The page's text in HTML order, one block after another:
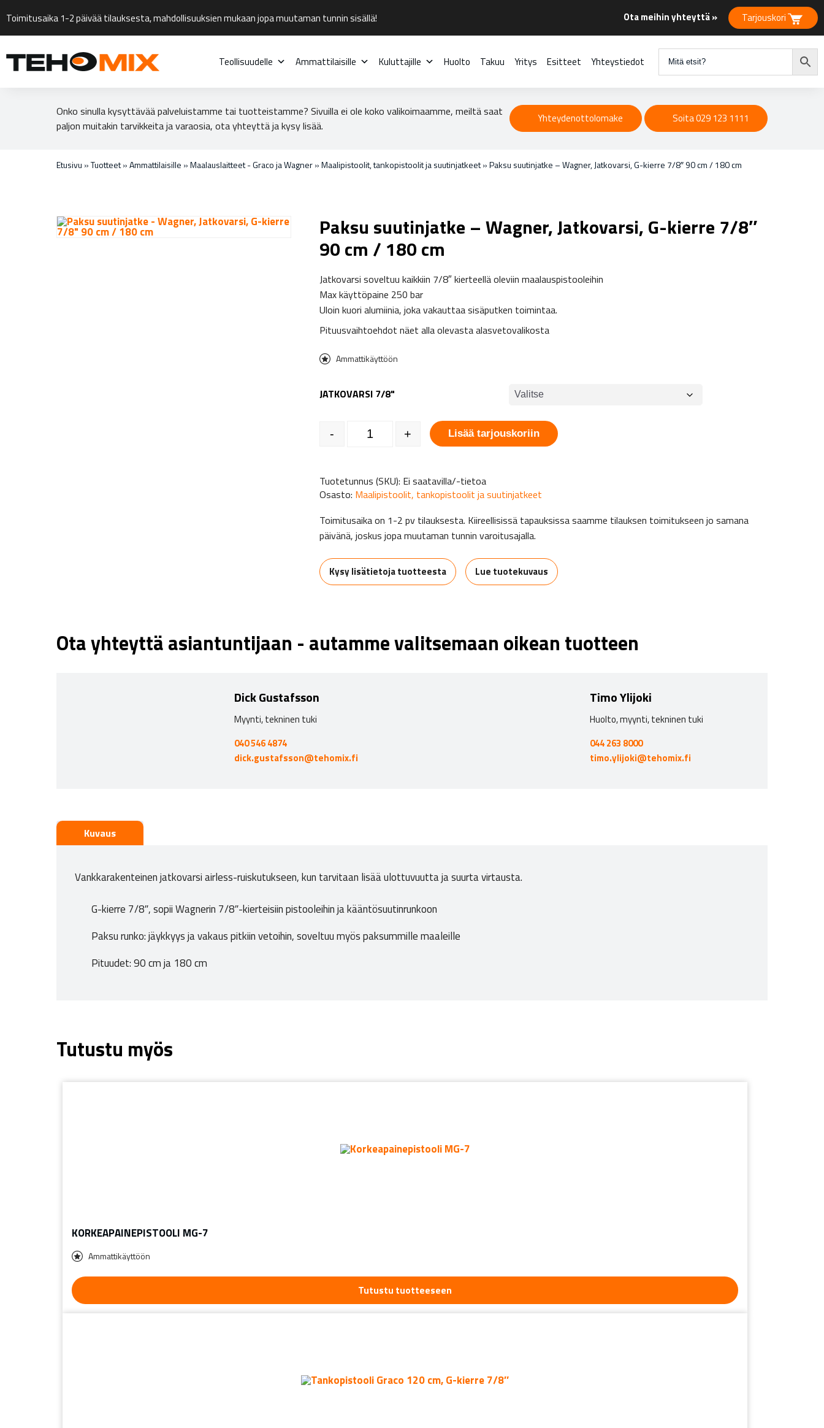
Toimitusaika 1-2 päivää tilauksesta, mahdollisuuksien mukaan jopa muutaman tunnin sisällä! Ota meihin yhteyttä » Tarjouskori
Teollisuudelle Ammattilaisille Kuluttajille Huolto Takuu Yritys Esitteet Yhteystiedot
Onko sinulla kysyttävää palveluistamme tai tuotteistamme? Sivuilla ei ole koko valikoimaamme, meiltä saat
paljon muitakin tarvikkeita ja varaosia, ota yhteyttä ja kysy lisää.
Yhteydenottolomake Soita 029 123 1111
Etusivu »Tuotteet»Ammattilaisille »Maalauslaitteet - Graco ja Wagner»Maalipistoolit, tankopistoolit ja suutinjatkeet»Paksu suutinjatke – Wagner, Jatkovarsi, G-kierre 7/8″ 90 cm / 180 cm
Paksu suutinjatke – Wagner, Jatkovarsi, G-kierre 7/8″
90 cm / 180 cm
Jatkovarsi soveltuu kaikkiin 7/8″ kierteellä oleviin maalauspistooleihin
Max käyttöpaine 250 bar
Uloin kuori alumiinia, joka vakauttaa sisäputken toimintaa.
Pituusvaihtoehdot näet alla olevasta alasvetovalikosta
Ammattikäyttöön
JATKOVARSI 7/8"
Paksu suutinjatke - Wagner, Jatkovarsi, G-kierre 7/8" 90 cm / 180 cm määrä
- + Lisää tarjouskoriin
Tuotetunnus (SKU): Ei saatavilla/-tietoa
Osasto: Maalipistoolit, tankopistoolit ja suutinjatkeet
Toimitusaika on 1-2 pv tilauksesta. Kiireellisissä tapauksissa saamme tilauksen toimitukseen jo samana
päivänä, joskus jopa muutaman tunnin varoitusajalla.
Kysy lisätietoja tuotteesta Lue tuotekuvaus
Ota yhteyttä asiantuntijaan - autamme valitsemaan oikean tuotteen
Dick Gustafsson
Myynti, tekninen tuki
040 546 4874
dick.gustafsson@tehomix.fi
Timo Ylijoki
Huolto, myynti, tekninen tuki
044 263 8000
timo.ylijoki@tehomix.fi
Kuvaus
Vankkarakenteinen jatkovarsi airless-ruiskutukseen, kun tarvitaan lisää ulottuvuutta ja suurta virtausta.
G-kierre 7/8″, sopii Wagnerin 7/8″-kierteisiin pistooleihin ja kääntösuutinrunkoon
Paksu runko: jäykkyys ja vakaus pitkiin vetoihin, soveltuu myös paksummille maaleille
Pituudet: 90 cm ja 180 cm
Tutustu myös
KORKEAPAINEPISTOOLI MG-7
Ammattikäyttöön
Tutustu tuotteeseen